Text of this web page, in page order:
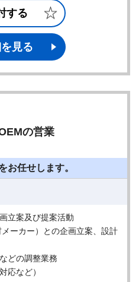
する
見る
の営業
お任せします。
立案及び提案活動
ーカー）との企画立案、設計
どの調整業務
応など）